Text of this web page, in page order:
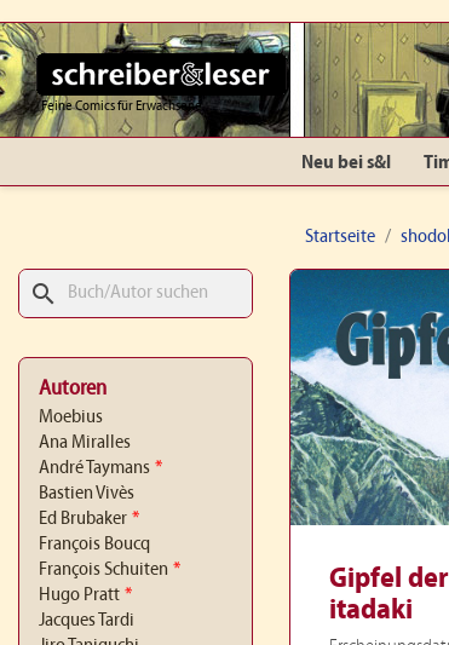
Feine Comics für Erwachsene
Neu bei s&l
Startseite
search
Autoren
Moebius
Ana Miralles
André Taymans *
Bastien Vivès
Ed Brubaker *
François Boucq
François Schuiten *
Hugo Pratt *
Jacques Tardi
Gipfel
itadaki